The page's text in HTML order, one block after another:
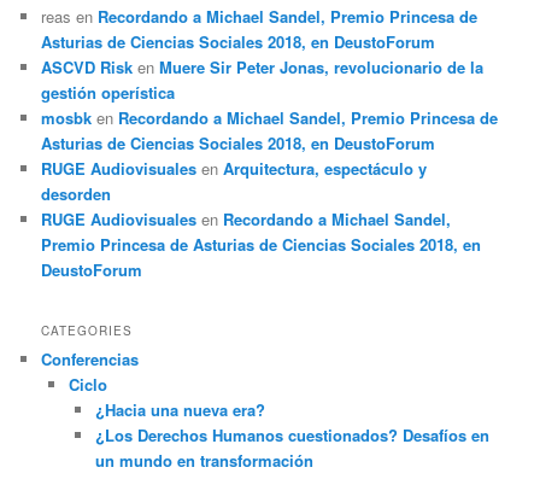
reas en Recordando a Michael Sandel, Premio Princesa de
Asturias de Ciencias Sociales 2018, en DeustoForum
ASCVD Risk enMuere Sir Peter Jonas, revolucionario de la
gestión operística
mosbk en Recordando a Michael Sandel, Premio Princesa de
Asturias de Ciencias Sociales 2018, en DeustoForum
RUGE Audiovisuales enArquitectura, espectáculo y
desorden
RUGE Audiovisuales en Recordando a Michael Sandel,
Premio Princesa de Asturias de Ciencias Sociales 2018, en
DeustoForum
CATEGORIES
Conferencias
Ciclo
¿Hacia una nueva era?
¿Los Derechos Humanos cuestionados? Desafíos en
un mundo en transformación